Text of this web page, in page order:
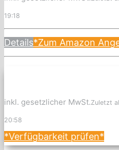
19:18
Details*Zum Amazon
inkl. gesetzlicher MwSt.Zuletzt
20:58
*Verfügbarkeit prüfen*